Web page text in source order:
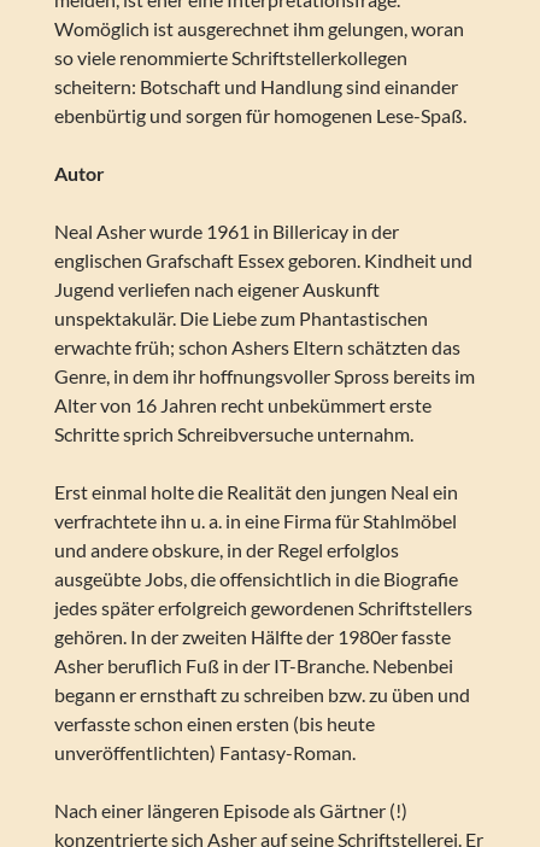
Womöglich ist ausgerechnet ihm gelungen, woran
so viele renommierte Schriftstellerkollegen
scheitern: Botschaft und Handlung sind einander
ebenbürtig und sorgen für homogenen Lese-Spaß.
Autor
Neal Asher wurde 1961 in Billericay in der
englischen Grafschaft Essex geboren. Kindheit und
Jugend verliefen nach eigener Auskunft
unspektakulär. Die Liebe zum Phantastischen
erwachte früh; schon Ashers Eltern schätzten das
Genre, in dem ihr hoffnungsvoller Spross bereits im
Alter von 16 Jahren recht unbekümmert erste
Schritte sprich Schreibversuche unternahm.
Erst einmal holte die Realität den jungen Neal ein
verfrachtete ihn u. a. in eine Firma für Stahlmöbel
und andere obskure, in der Regel erfolglos
ausgeübte Jobs, die offensichtlich in die Biografie
jedes später erfolgreich gewordenen Schriftstellers
gehören. In der zweiten Hälfte der 1980er fasste
Asher beruflich Fuß in der IT-Branche. Nebenbei
begann er ernsthaft zu schreiben bzw. zu üben und
verfasste schon einen ersten (bis heute
unveröffentlichten) Fantasy-Roman.
Nach einer längeren Episode als Gärtner (!)
konzentrierte sich Asher auf seine Schriftstellerei. Er